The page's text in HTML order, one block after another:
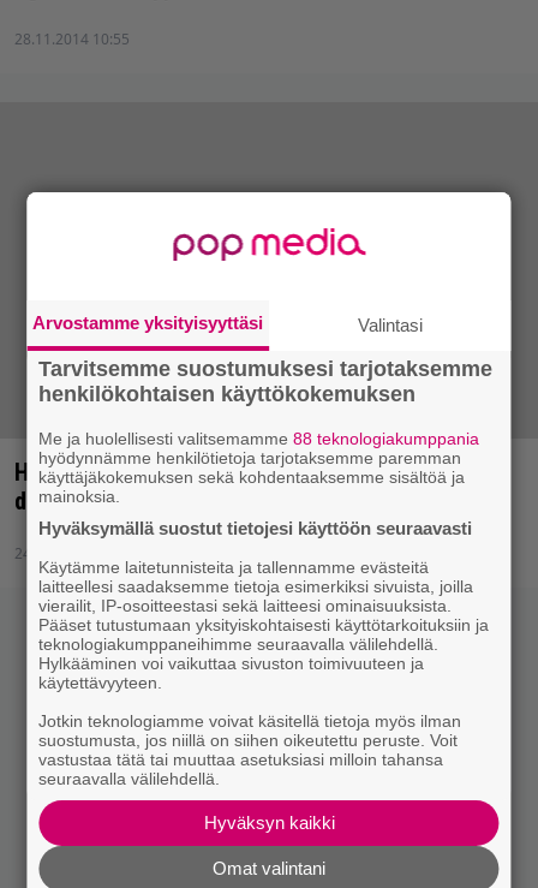
28.11.2014 10:55
Hippimetallibändi Egokills julkaisee
debyyttilevynsä
24.11.2014 10:59
Artikkelien
selaus
Uudemmat artikkelit
Arvostamme yksityisyyttäsi Valintasi
Tarvitsemme suostumuksesi tarjotaksemme
henkilökohtaisen käyttökokemuksen
Me ja huolellisesti valitsemamme88 teknologiakumppania
hyödynnämme henkilötietoja tarjotaksemme paremman
käyttäjäkokemuksen sekä kohdentaaksemme sisältöä ja
mainoksia.
Hyväksymällä suostut tietojesi käyttöön seuraavasti
Käytämme laitetunnisteita ja tallennamme evästeitä
laitteellesi saadaksemme tietoja esimerkiksi sivuista, joilla
vierailit, IP-osoitteestasi sekä laitteesi ominaisuuksista.
Pääset tutustumaan yksityiskohtaisesti käyttötarkoituksiin ja
teknologiakumppaneihimme seuraavalla välilehdellä.
Hylkääminen voi vaikuttaa sivuston toimivuuteen ja
käytettävyyteen.
Jotkin teknologiamme voivat käsitellä tietoja myös ilman
suostumusta, jos niillä on siihen oikeutettu peruste. Voit
vastustaa tätä tai muuttaa asetuksiasi milloin tahansa
seuraavalla välilehdellä.
Hyväksyn kaikki
Omat valintani